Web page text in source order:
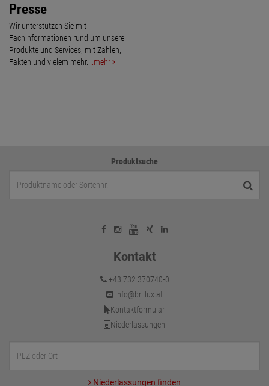
Presse
Wir unterstützen Sie mit
Fachinformationen rund um unsere
Produkte und Services, mit Zahlen,
Fakten und vielem mehr.
..mehr
Produktsuche
Kontakt
+43 732 370740-0
info@brillux.at
Kontaktformular
Niederlassungen
Niederlassungen finden